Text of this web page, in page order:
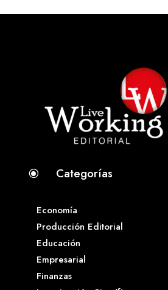
\ Categorías
Economía
Producción Editorial
Educación
Empresarial
Finanzas